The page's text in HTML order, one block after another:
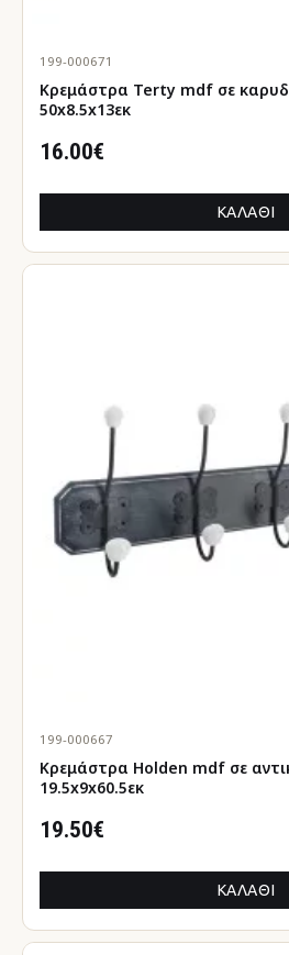
199-000671
Κρεμάστρα Terty mdf σε καρυδί απόχρωση
50x8.5x13εκ
16.00€
ΚΑΛΆΘΙ
199-000667
Κρεμάστρα Holden mdf σε αντικέ μαύρη απόχρωση
19.5x9x60.5εκ
19.50€
ΚΑΛΆΘΙ